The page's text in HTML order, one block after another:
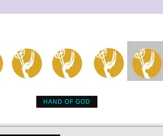
HAND OF GOD